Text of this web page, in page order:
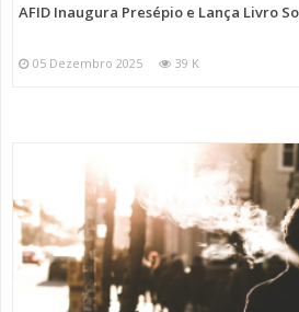
AFID Inaugura Presépio e Lança Livro
05 Dezembro 2025 39 K